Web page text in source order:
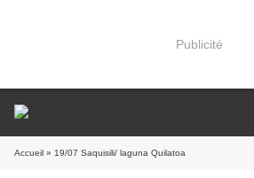
Publicité
Accueil » 19/07 Saquisili/ laguna Quilatoa